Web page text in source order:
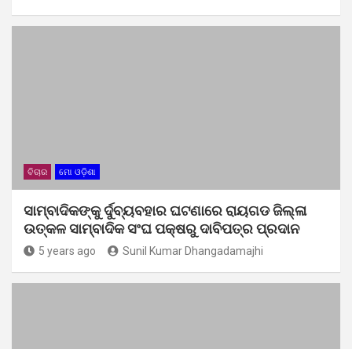
ବିଚାର ମୋ ଓଡ଼ିଶା
ସାମ୍ବାଦିକଙ୍କୁ ର୍ଦୁବ୍ୟବହାର ଘଟଣାରେ ରାୟଗଡ ଜିଲ୍ଳା
ଉତ୍କଳ ସାମ୍ବାଦିକ ସଂଘ ପକ୍ଷରୁ ଦାବିପତ୍ର ପ୍ରଦାନ
5 years ago Sunil Kumar Dhangadamajhi